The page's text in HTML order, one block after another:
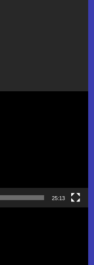
25:13